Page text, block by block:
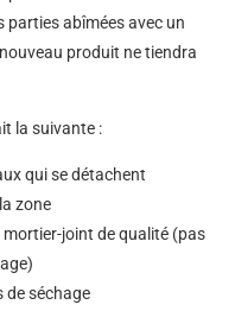
parties abîmées avec un
produit ne tiendra
la suivante :
qui se détachent
zone
joint de qualité (pas
de séchage